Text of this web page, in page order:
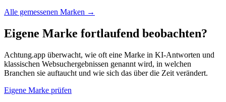
Alle gemessenen Marken →
Eigene Marke fortlaufend beobachten?
Achtung.app überwacht, wie oft eine Marke in KI-Antworten und
klassischen Websuchergebnissen genannt wird, in welchen
Branchen sie auftaucht und wie sich das über die Zeit verändert.
Eigene Marke prüfen